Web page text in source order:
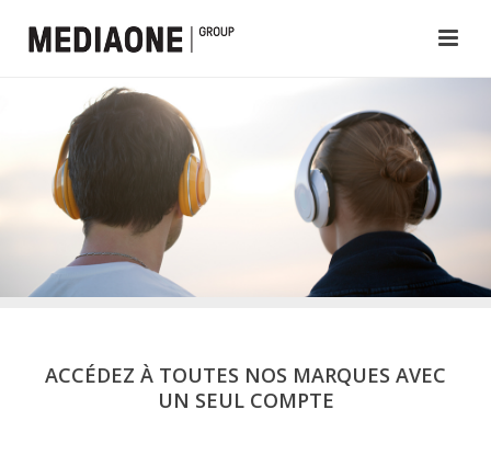
ACCÉDEZ À TOUTES NOS MARQUES AVEC
UN SEUL COMPTE